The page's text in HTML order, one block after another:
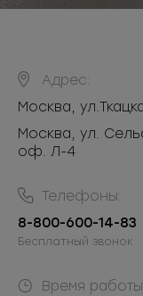
Адрес:
Москва,
Москва, ул.
оф. Л-4
Телефоны:
8-800-600-14-83
Бесплатный звонок
Время работы: